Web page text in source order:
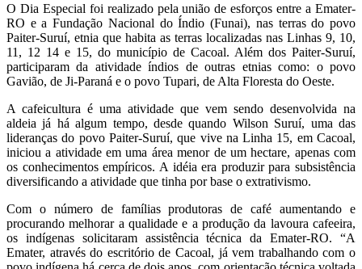
O Dia Especial foi realizado pela união de esforços entre a Emater-
RO e a Fundação Nacional do Índio (Funai), nas terras do povo
Paiter-Suruí, etnia que habita as terras localizadas nas Linhas 9, 10,
11, 12 14 e 15, do município de Cacoal. Além dos Paiter-Suruí,
participaram da atividade índios de outras etnias como: o povo
Gavião, de Ji-Paraná e o povo Tupari, de Alta Floresta do Oeste.
A cafeicultura é uma atividade que vem sendo desenvolvida na
aldeia já há algum tempo, desde quando Wilson Suruí, uma das
lideranças do povo Paiter-Suruí, que vive na Linha 15, em Cacoal,
iniciou a atividade em uma área menor de um hectare, apenas com
os conhecimentos empíricos. A idéia era produzir para subsistência
diversificando a atividade que tinha por base o extrativismo.
Com o número de famílias produtoras de café aumentando e
procurando melhorar a qualidade e a produção da lavoura cafeeira,
os indígenas solicitaram assistência técnica da Emater-RO. “A
Emater, através do escritório de Cacoal, já vem trabalhando com o